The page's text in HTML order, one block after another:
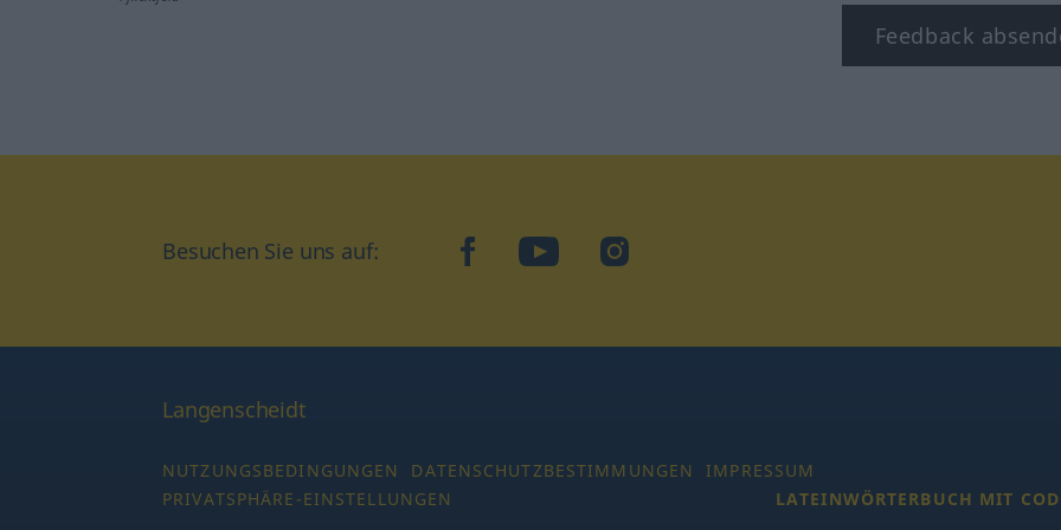
Feedback
Besuchen Sie uns auf: facebookYouTubeInstagram
Langenscheidt
NUTZUNGSBEDINGUNGEN DATENSCHUTZBESTIMMUNGEN
IMPRESSUM
PRIVATSPHÄRE-EINSTELLUNGEN
LATEINWÖRTERBUCH MIT